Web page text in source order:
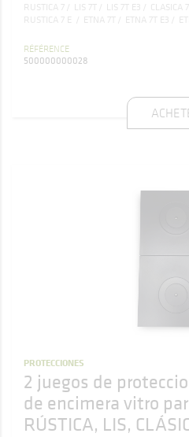
RUSTICA 7 LIS 7T LIS 7T E3 CLASICA
RUSTICA 7 E
ETNA 7T ETNA 7T E3
RÉFÉRENCE
500000000028
PROTECCIONES
2 juegos de
de encimera vitro
RÚSTICA, LIS,